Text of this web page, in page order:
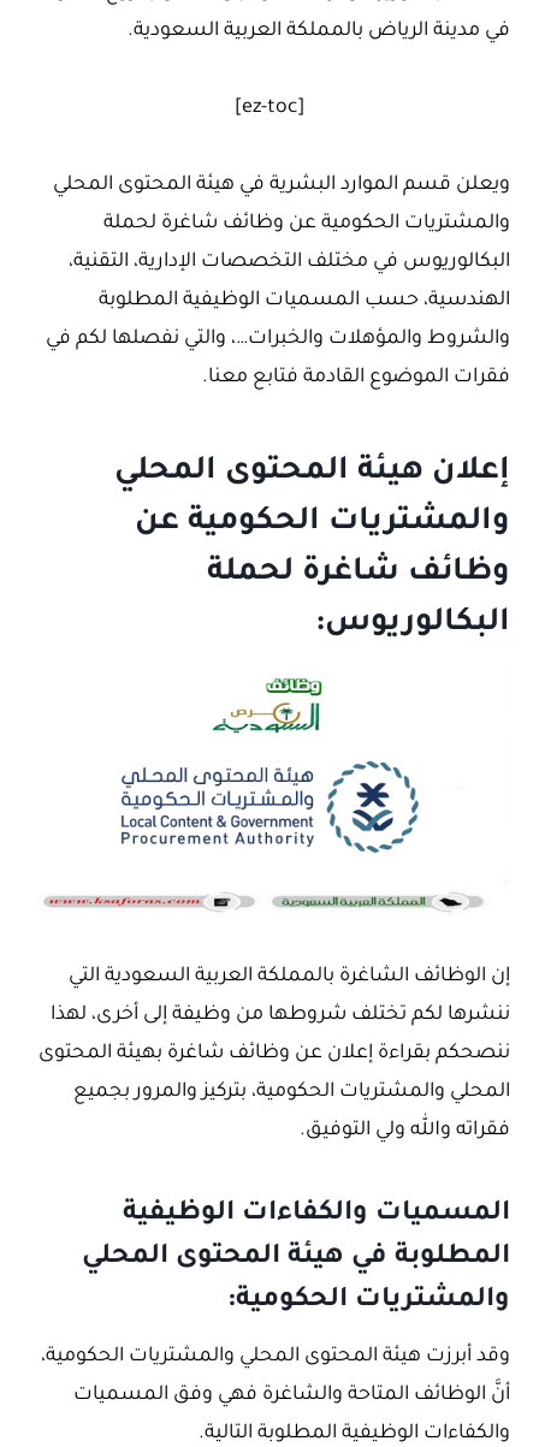
في مدينة الرياض بالمملكة العربية السعودية.
[ez-toc]
ويعلن قسم الموارد البشرية في هيئة المحتوى المحلي
والمشتريات الحكومية عن وظائف شاغرة لحملة
البكالوريوس في مختلف التخصصات الإدارية، التقنية،
الهندسية، حسب المسميات الوظيفية المطلوبة
والشروط والمؤهلات والخبرات…، والتي نفصلها لكم في
فقرات الموضوع القادمة فتابع معنا.
إعلان هيئة المحتوى المحلي
والمشتريات الحكومية عن
وظائف شاغرة لحملة
البكالوريوس:
إن الوظائف الشاغرة بالمملكة العربية السعودية التي
ننشرها لكم تختلف شروطها من وظيفة إلى أخرى، لهذا
ننصحكم بقراءة إعلان عن وظائف شاغرة بهيئة المحتوى
المحلي والمشتريات الحكومية، بتركيز والمرور بجميع
فقراته والله ولي التوفيق.
المسميات والكفاءات الوظيفية
المطلوبة في هيئة المحتوى المحلي
والمشتريات الحكومية:
وقد أبرزت هيئة المحتوى المحلي والمشتريات الحكومية،
أنَّ الوظائف المتاحة والشاغرة فهي وفق المسميات
والكفاءات الوظيفية المطلوبة التالية.